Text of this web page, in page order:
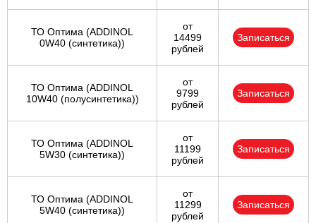
ТО Оптима (ADDINOL
0W40 (синтетика))
от
14499
рублей
Записаться
ТО Оптима (ADDINOL
10W40 (полусинтетика))
от
9799
рублей
Записаться
ТО Оптима (ADDINOL
5W30 (синтетика))
от
11199
рублей
Записаться
ТО Оптима (ADDINOL
5W40 (синтетика))
от
11299
рублей
Записаться